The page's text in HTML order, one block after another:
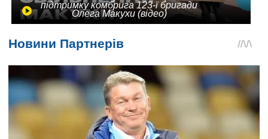
підтримку комбрига 123-ї бригади
Олега Макухи (відео)